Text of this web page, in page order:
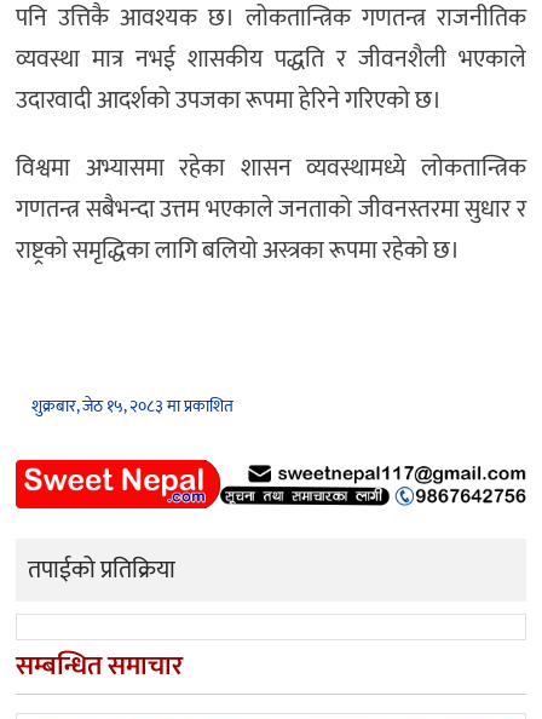
पनि उत्तिकै आवश्यक छ। लोकतान्त्रिक गणतन्त्र राजनीतिक
व्यवस्था मात्र नभई शासकीय पद्धति र जीवनशैली भएकाले
उदारवादी आदर्शको उपजका रूपमा हेरिने गरिएको छ।
विश्वमा अभ्यासमा रहेका शासन व्यवस्थामध्ये लोकतान्त्रिक
गणतन्त्र सबैभन्दा उत्तम भएकाले जनताको जीवनस्तरमा सुधार र
राष्ट्रको समृद्धिका लागि बलियो अस्त्रका रूपमा रहेको छ।
शुक्रबार, जेठ १५, २०८३ मा प्रकाशित
तपाईको प्रतिक्रिया
सम्बन्धित समाचार